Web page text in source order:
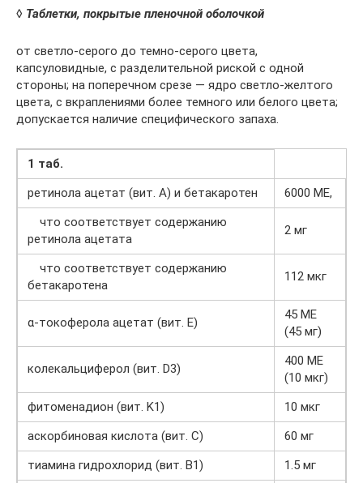
◊ Таблетки, покрытые пленочной оболочкой
от светло-серого до темно-серого цвета,
капсуловидные, с разделительной риской с одной
стороны; на поперечном срезе — ядро светло-желтого
цвета, с вкраплениями более темного или белого цвета;
допускается наличие специфического запаха.
1 таб.
ретинола ацетат (вит. А) и бетакаротен
6000 МЕ,
что соответствует содержанию
ретинола ацетата
2 мг
что соответствует содержанию
бетакаротена
112 мкг
α-токоферола ацетат (вит. E)
45 МЕ
(45 мг)
колекальциферол (вит. D3)
400 МЕ
(10 мкг)
фитоменадион (вит. K1)
10 мкг
аскорбиновая кислота (вит. С)
60 мг
тиамина гидрохлорид (вит. B1)
1.5 мг